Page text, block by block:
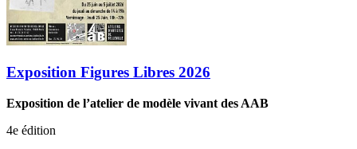
Exposition Figures Libres 2026
Exposition de l’atelier de modèle vivant des AAB
4e édition